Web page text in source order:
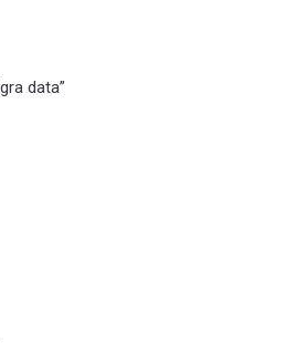
data”